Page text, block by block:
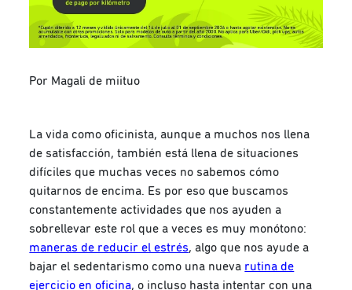
Por Magali de miituo
La vida como oficinista, aunque a muchos nos llena
de satisfacción, también está llena de situaciones
difíciles que muchas veces no sabemos cómo
quitarnos de encima. Es por eso que buscamos
constantemente actividades que nos ayuden a
sobrellevar este rol que a veces es muy monótono:
maneras de reducir el estrés, algo que nos ayude a
bajar el sedentarismo como una nueva rutina de
ejercicio en oficina, o incluso hasta intentar con una